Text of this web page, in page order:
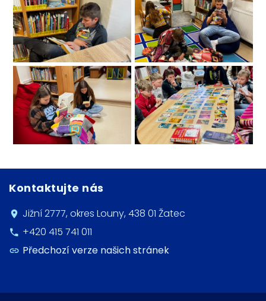
Kontaktujte nás
Jižní 2777, okres Louny, 438 01 Žatec
+420 415 741 011
Předchozí verze našich stránek